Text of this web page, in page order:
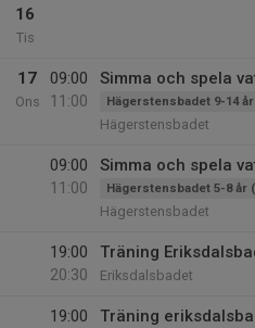
16
Tis
17
Ons
09:00
11:00
Simma och spela
Hägerstensbadet 9-14
Hägerstensbadet
09:00
11:00
Simma och spela
Hägerstensbadet 5-8 år
Hägerstensbadet
19:00
20:30
Träning
Eriksdalsbadet
19:00
Träning